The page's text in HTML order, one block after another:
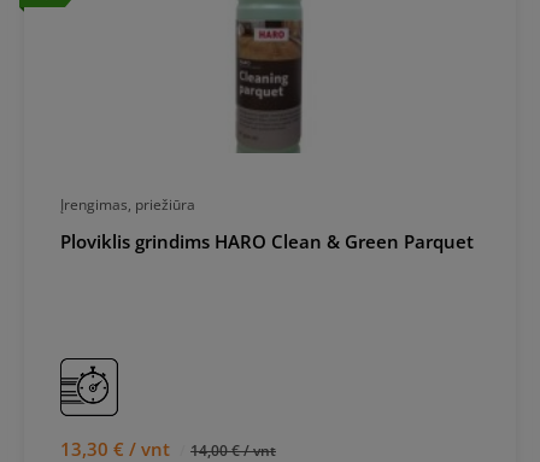
Įrengimas, priežiūra
Ploviklis grindims HARO Clean & Green Parquet
13,30 € / vnt 14,00 € / vnt